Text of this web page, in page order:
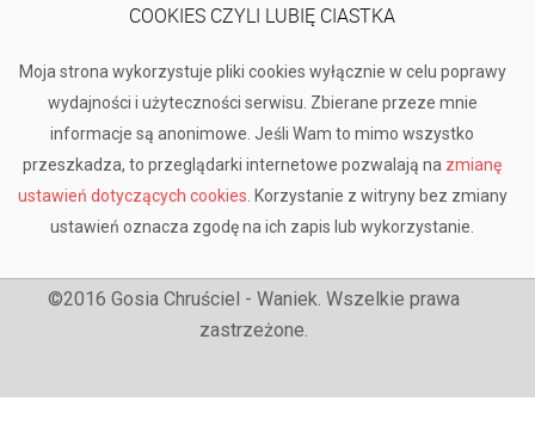
COOKIES CZYLI LUBIĘ CIASTKA
Moja strona wykorzystuje pliki cookies wyłącznie w celu poprawy
wydajności i użyteczności serwisu. Zbierane przeze mnie
informacje są anonimowe. Jeśli Wam to mimo wszystko
przeszkadza, to przeglądarki internetowe pozwalają na zmianę
ustawień dotyczących cookies . Korzystanie z witryny bez zmiany
ustawień oznacza zgodę na ich zapis lub wykorzystanie.
©2016 Gosia Chruściel - Waniek. Wszelkie prawa
zastrzeżone.